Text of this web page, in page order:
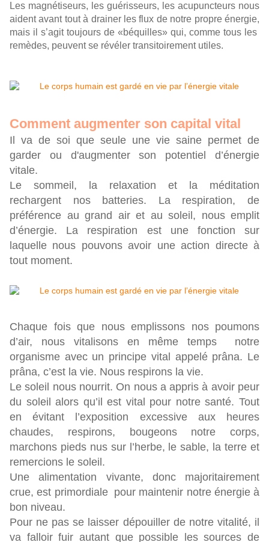
Les magnétiseurs, les guérisseurs, les acupuncteurs nous
aident avant tout à drainer les flux de notre propre énergie,
mais il s’agit toujours de «béquilles» qui, comme tous les
remèdes, peuvent se révéler transitoirement utiles.
Comment augmenter son capital vital
Il va de soi que seule une vie saine permet de
garder ou d'augmenter son potentiel d’énergie
vitale.
Le sommeil, la relaxation et la méditation
rechargent nos batteries. La respiration, de
préférence au grand air et au soleil, nous emplit
d’énergie. La respiration est une fonction sur
laquelle nous pouvons avoir une action directe à
tout moment.
Chaque fois que nous emplissons nos poumons
d’air, nous vitalisons en même temps notre
organisme avec un principe vital appelé prâna. Le
prâna, c’est la vie. Nous respirons la vie.
Le soleil nous nourrit. On nous a appris à avoir peur
du soleil alors qu’il est vital pour notre santé. Tout
en évitant l’exposition excessive aux heures
chaudes, respirons, bougeons notre corps,
marchons pieds nus sur l’herbe, le sable, la terre et
remercions le soleil.
Une alimentation vivante, donc majoritairement
crue, est primordiale pour maintenir notre énergie à
bon niveau.
Pour ne pas se laisser dépouiller de notre vitalité, il
va falloir fuir autant que possible les sources de